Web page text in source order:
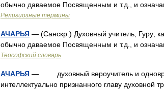
обычно даваемое Посвященным и т.д., и
Религиозные термины
АЧАРЬЯ — (Санскр.) Духовный учитель, Гуру;
обычно даваемое Посвященным и т.д., и
Теософский словарь
АЧАРЬЯ — духовный вероучитель и одновр.
интеллектуально признанного главу